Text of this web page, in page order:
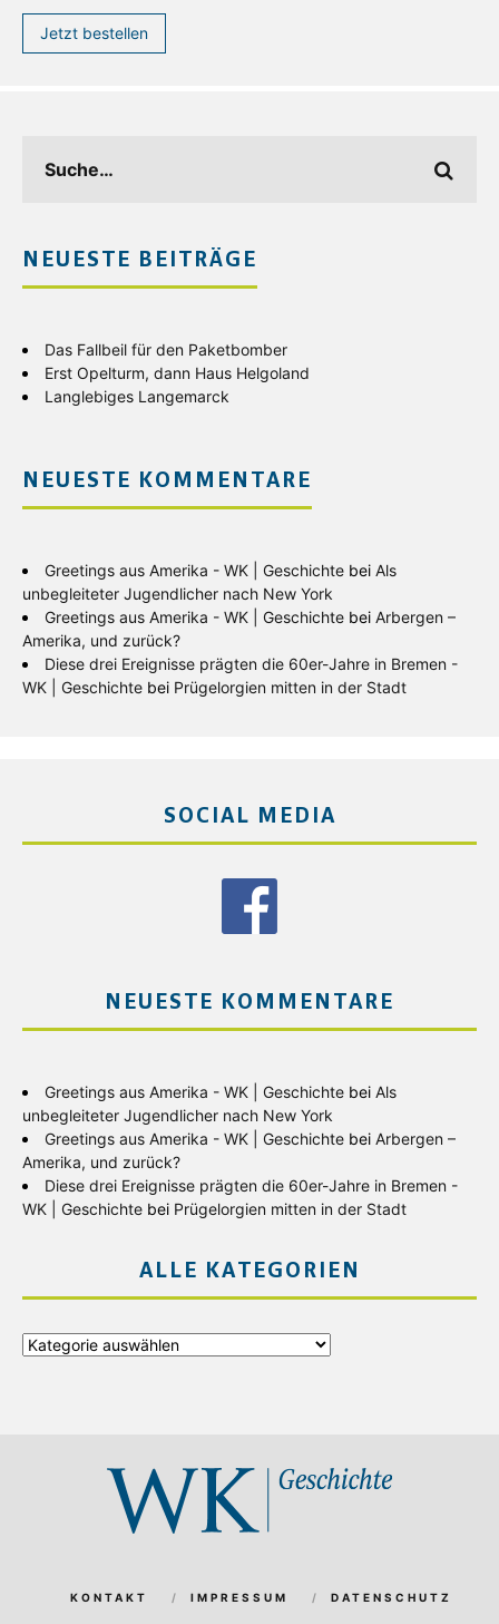
Jetzt bestellen
NEUESTE BEITRÄGE
Das Fallbeil für den Paketbomber
Erst Opelturm, dann Haus Helgoland
Langlebiges Langemarck
NEUESTE KOMMENTARE
Greetings aus Amerika - WK | Geschichte bei Als
unbegleiteter Jugendlicher nach New York
Greetings aus Amerika - WK | Geschichte bei Arbergen –
Amerika, und zurück?
Diese drei Ereignisse prägten die 60er-Jahre in Bremen -
WK | Geschichte bei Prügelorgien mitten in der Stadt
SOCIAL MEDIA
NEUESTE KOMMENTARE
Greetings aus Amerika - WK | Geschichte bei Als
unbegleiteter Jugendlicher nach New York
Greetings aus Amerika - WK | Geschichte bei Arbergen –
Amerika, und zurück?
Diese drei Ereignisse prägten die 60er-Jahre in Bremen -
WK | Geschichte bei Prügelorgien mitten in der Stadt
ALLE KATEGORIEN
Alle
KONTAKT IMPRESSUM DATENSCHUTZ